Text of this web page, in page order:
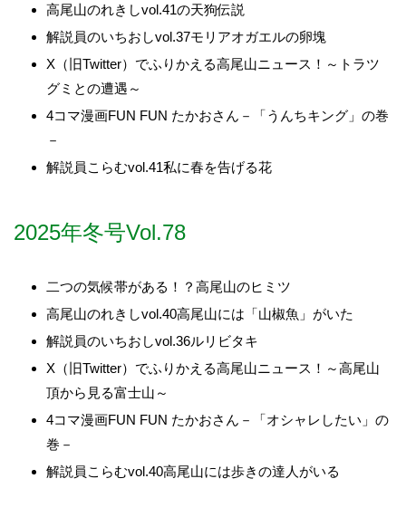
高尾山のれきしvol.41の天狗伝説
解説員のいちおしvol.37モリアオガエルの卵塊
X（旧Twitter）でふりかえる高尾山ニュース！～トラツ
グミとの遭遇～
4コマ漫画FUN FUN たかおさん－「うんちキング」の巻
－
解説員こらむvol.41私に春を告げる花
2025年冬号Vol.78
二つの気候帯がある！？高尾山のヒミツ
高尾山のれきしvol.40高尾山には「山椒魚」がいた
解説員のいちおしvol.36ルリビタキ
X（旧Twitter）でふりかえる高尾山ニュース！～高尾山
頂から見る富士山～
4コマ漫画FUN FUN たかおさん－「オシャレしたい」の
巻－
解説員こらむvol.40高尾山には歩きの達人がいる